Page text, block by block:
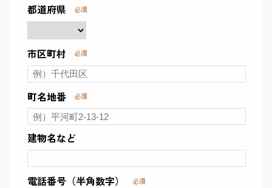
都道府県 必須
市区町村 必須
町名地番 必須
建物名など
電話番号（半角数字） 必須